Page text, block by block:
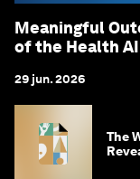
Meaningful
of the Health AI
29 jun. 2026
The